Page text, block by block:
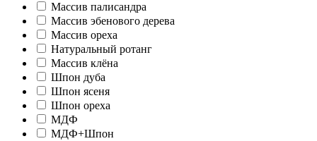
Массив палисандра
Массив эбенового дерева
Массив ореха
Натуральный ротанг
Массив клёна
Шпон дуба
Шпон ясеня
Шпон ореха
МДФ
МДФ+Шпон